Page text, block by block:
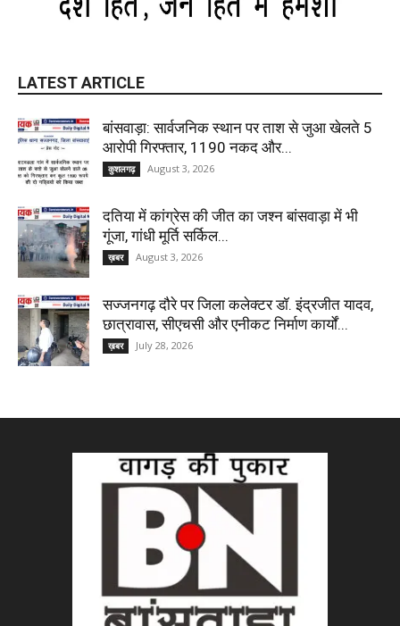
LATEST ARTICLE
बांसवाड़ा: सार्वजनिक स्थान पर ताश से जुआ खेलते 5
आरोपी गिरफ्तार, ₹1190 नकद और...
कुशलगढ़ August 3, 2026
दतिया में कांग्रेस की जीत का जश्न बांसवाड़ा में भी
गूंजा, गांधी मूर्ति सर्किल...
ख़बर August 3, 2026
सज्जनगढ़ दौरे पर जिला कलेक्टर डॉ. इंद्रजीत यादव,
छात्रावास, सीएचसी और एनीकट निर्माण कार्यों...
ख़बर July 28, 2026